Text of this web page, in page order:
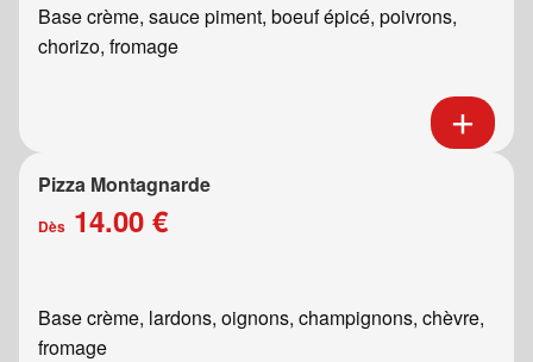
Base crème, sauce piment, boeuf épicé, poivrons,
chorizo, fromage
Pizza Montagnarde
Dès 14.00 €
Base crème, lardons, oignons, champignons, chèvre,
fromage